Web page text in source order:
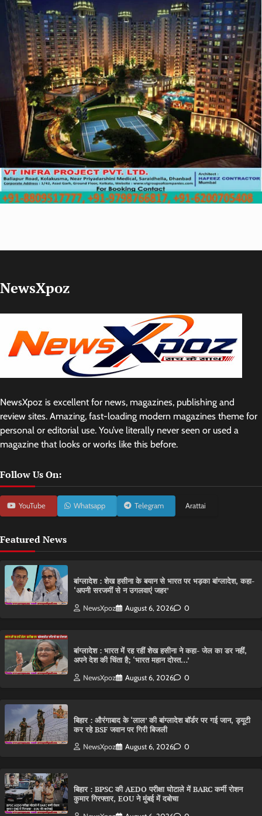
NewsXpoz
NewsXpoz is excellent for news, magazines, publishing and
review sites. Amazing, fast-loading modern magazines theme for
personal or editorial use. You’ve literally never seen or used a
magazine that looks or works like this before.
Follow Us On:
YouTube Whatsapp Telegram Arattai
Featured News
बांग्लादेश : शेख हसीना के बयान से भारत पर भड़का बांग्लादेश, कहा-
‘अपनी सरजमीं से न उगलवाएं जहर’
NewsXpoz August 6, 2026 0
बांग्लादेश : भारत में रह रहीं शेख हसीना ने कहा- जेल का डर नहीं,
अपने देश की चिंता है; ‘भारत महान दोस्त…’
NewsXpoz August 6, 2026 0
बिहार : औरंगाबाद के ‘लाल’ की बांग्लादेश बॉर्डर पर गई जान, ड्यूटी
कर रहे BSF जवान पर गिरी बिजली
NewsXpoz August 6, 2026 0
बिहार : BPSC की AEDO परीक्षा घोटाले में BARC कर्मी रोशन
कुमार गिरफ्तार, EOU ने मुंबई में दबोचा